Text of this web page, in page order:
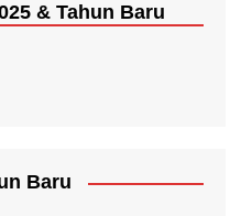
& Tahun Baru
Baru